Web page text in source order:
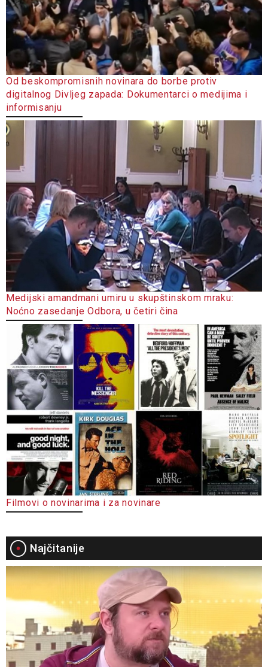
Od beskompromisnih novinara do borbe protiv
digitalnog Divljeg zapada: Dokumentarci o medijima i
informisanju
Medijski amandmani umiru u skupštinskom mraku:
Noćno zasedanje Odbora, u četiri čina
Filmovi o novinarima i za novinare
Najčitanije